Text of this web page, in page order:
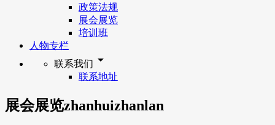
政策法规
展会展览
培训班
人物专栏
联系我们 arrow_drop_down
联系地址
展会展览zhanhuizhanlan